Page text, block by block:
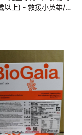
以上) - 救援小英雄/兒